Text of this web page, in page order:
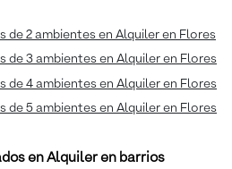
de 2 ambientes en Alquiler en Flores
de 3 ambientes en Alquiler en Flores
de 4 ambientes en Alquiler en Flores
de 5 ambientes en Alquiler en Flores
en Alquiler en barrios